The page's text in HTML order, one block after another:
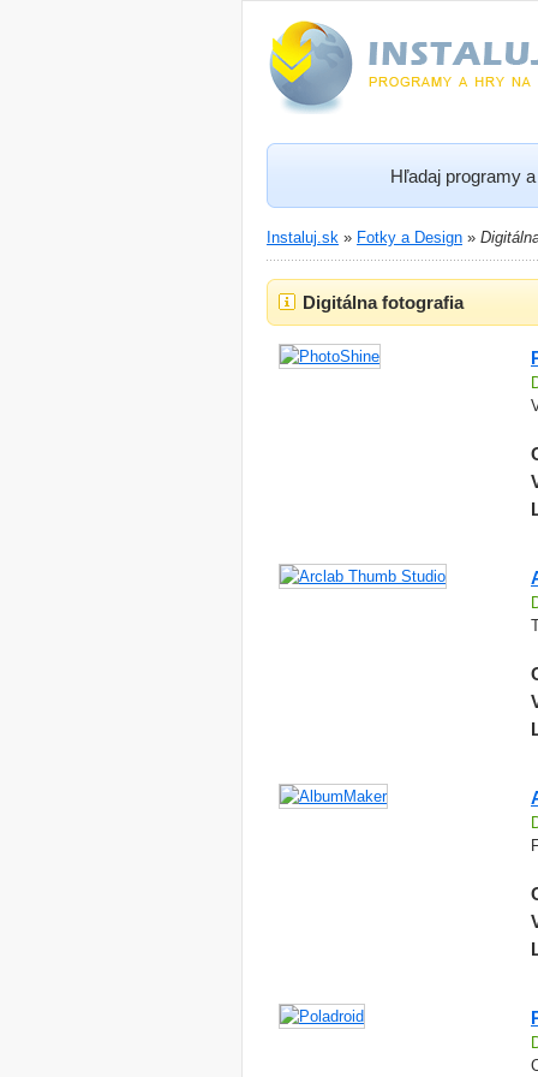
Hľadaj programy
Instaluj.sk » Fotky a Design »
Digitálna fotografia